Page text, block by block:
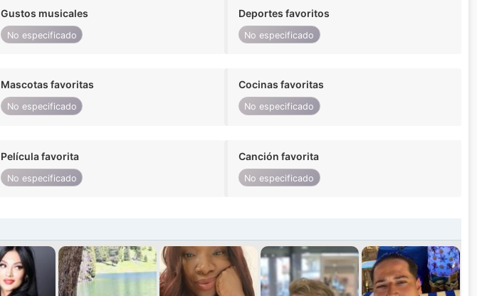
Gustos musicales
No especificado
Deportes favoritos
No especificado
Mascotas favoritas
No especificado
Cocinas favoritas
No especificado
Película favorita
No especificado
Canción favorita
No especificado